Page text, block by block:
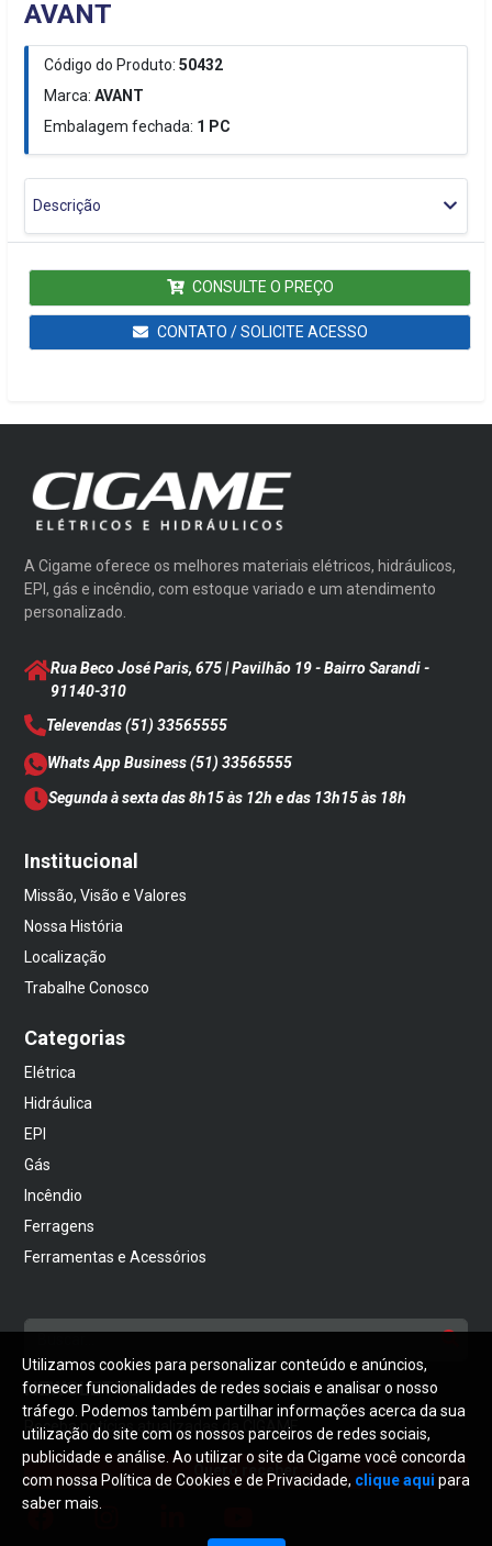
AVANT
Código do Produto: 50432
Marca:AVANT
Embalagem fechada: 1 PC
Descrição
CONSULTE O PREÇO
CONTATO / SOLICITE ACESSO
A Cigame oferece os melhores materiais elétricos, hidráulicos,
EPI, gás e incêndio, com estoque variado e um atendimento
personalizado.
Rua Beco José Paris, 675 | Pavilhão 19 - Bairro Sarandi-
91140-310
Televendas(51) 33565555
Whats App Business(51) 33565555
Segunda à sexta das 8h15 às 12h e das 13h15 às 18h
Institucional
Missão, Visão e Valores
Nossa História
Localização
Trabalhe Conosco
Categorias
Elétrica
Hidráulica
EPI
Gás
Incêndio
Ferragens
Ferramentas e Acessórios
NEWSLETTER
Receba notícias atualizadas da CIGAME
Quero receber
Utilizamos cookies para personalizar conteúdo e anúncios,
fornecer funcionalidades de redes sociais e analisar o nosso
tráfego. Podemos também partilhar informações acerca da sua
utilização do site com os nossos parceiros de redes sociais,
publicidade e análise. Ao utilizar o site da Cigame você concorda
com nossa Política de Cookies e de Privacidade, clique aqui para
saber mais.